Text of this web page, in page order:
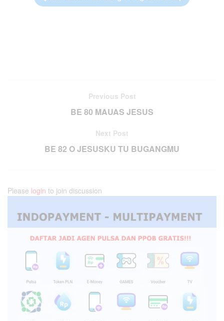
Previous Post
BE 80 MAUAS JESUS
Next Post
BE 82 O JESUSKU TU BUGANGMU
Please login to join discussion